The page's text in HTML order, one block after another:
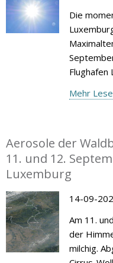
Die
Mehr
Aerosole der
11. und 12.
Luxemburg
14-09-
Am 11.
der
milchig.